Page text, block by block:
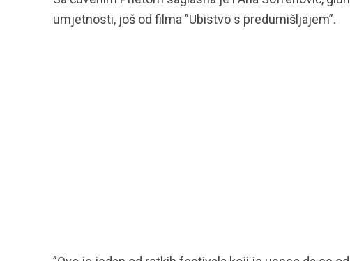
umjetnosti, još od filma ”Ubistvo s predumišljajem”.